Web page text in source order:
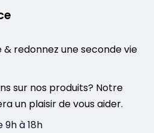
redonnez une seconde vie
sur nos produits? Notre
un plaisir de vous aider.
9h à 18h